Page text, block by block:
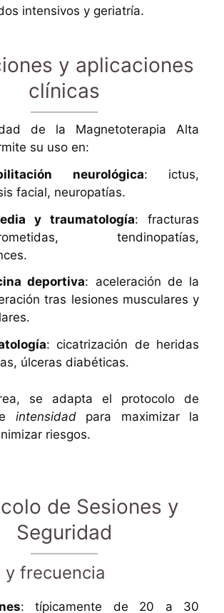
intensivos y geriatría.
y aplicaciones
clínicas
de la Magnetoterapia Alta
su uso en:
neurológica: ictus,
facial, neuropatías.
y traumatología: fracturas
tendinopatías,
deportiva: aceleración de la
tras lesiones musculares y
: cicatrización de heridas
úlceras diabéticas.
se adapta el protocolo de
intensidadpara maximizar la
riesgos.
de Sesiones y
Seguridad
y frecuencia
: típicamente de 20 a 30